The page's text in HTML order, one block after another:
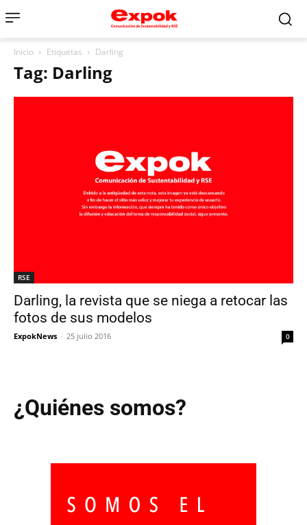
Inicio Etiquetas Darling
Tag: Darling
RSE
Darling, la revista que se niega a retocar las
fotos de sus modelos
ExpokNews - 25 julio 2016 0
¿Quiénes somos?